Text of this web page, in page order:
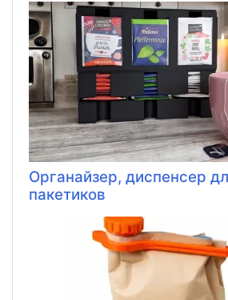
Органайзер, диспенсер
пакетиков